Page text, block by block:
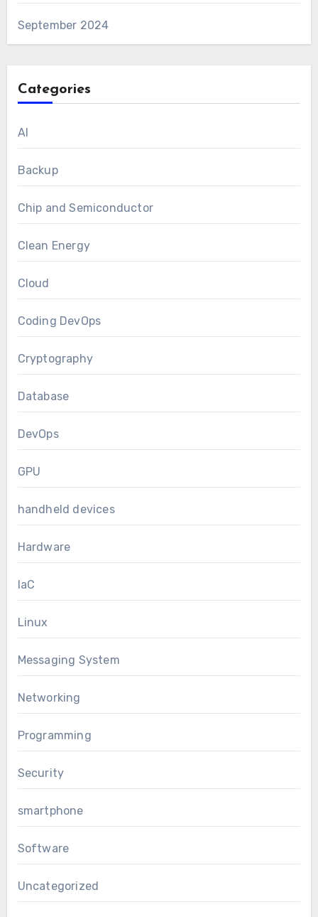
September 2024
Categories
AI
Backup
Chip and Semiconductor
Clean Energy
Cloud
Coding DevOps
Cryptography
Database
DevOps
GPU
handheld devices
Hardware
IaC
Linux
Messaging System
Networking
Programming
Security
smartphone
Software
Uncategorized